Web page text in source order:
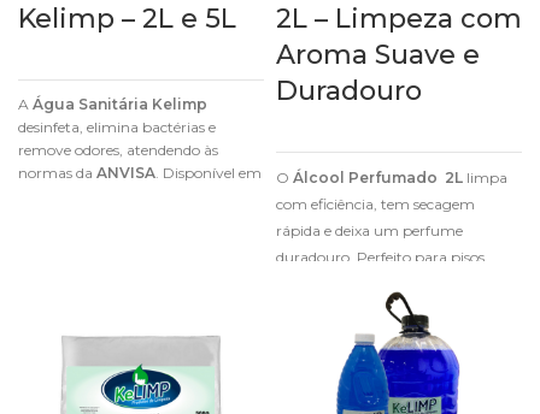
Kelimp – 2L e 5L
A Água Sanitária Kelimp
desinfeta, elimina bactérias e
remove odores, atendendo às
normas da ANVISA. Disponível em
2L – Limpeza com
Aroma Suave e
Duradouro
O Álcool Perfumado 2L limpa
com eficiência, tem secagem
rápida e deixa um perfume
duradouro. Perfeito para pisos,